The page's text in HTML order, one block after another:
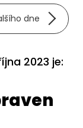
dne
2023 je: